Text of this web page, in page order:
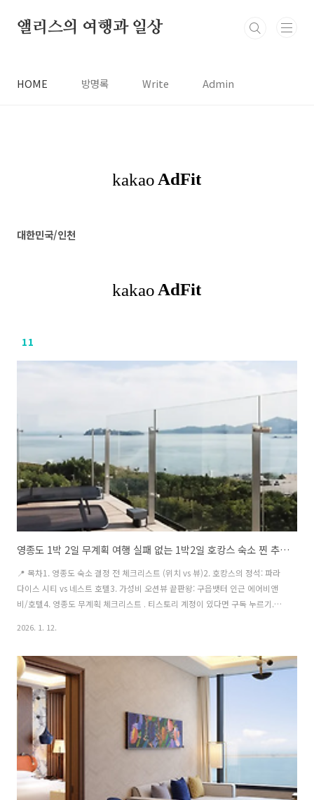
앨리스의 여행과 일상
HOME 방명록 Write Admin
대한민국/인천
11
영종도 1박 2일 무계획 여행 실패 없는 1박2일 호캉스 숙소 찐 추천 BEST 02
📍 목차1. 영종도 숙소 결정 전 체크리스트 (위치 vs 뷰)2. 호캉스의 정석: 파라
다이스 시티 vs 네스트 호텔3. 가성비 오션뷰 끝판왕: 구읍뱃터 인근 에어비앤
비/호텔4. 영종도 무계획 체크리스트 . 티스토리 계정이 있다면 구독 누르기.
소 스펙트럼이 넓지만, '바다 전망'과 '휴식'이라는 키워드를 충족하려면 선택지
는 의외로 명확해진다. 10년 차 리뷰어의 시선으로 고른 두 곳을 비교해 봤다.
1. 영종도 숙소 결정 전 체크리스트 (위치 vs 뷰)영종도 숙소, 무작정 잡기 전..
2026. 1. 12.